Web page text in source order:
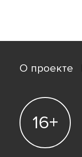
О проекте
16+